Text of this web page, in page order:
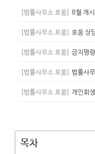
[법률사무소 로움] 8월 개
[법률사무소 로움] 로움 상
[법률사무소 로움] 금지명
[법률사무소 로움] 법률사무
[법률사무소 로움] 개인회
목차